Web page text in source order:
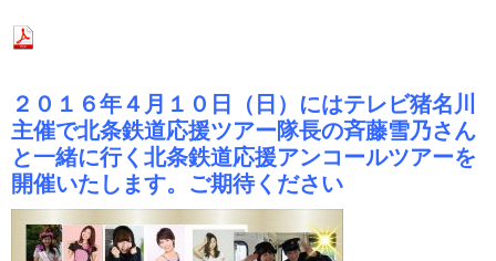
２０１６年４月１０日（日）にはテレビ猪名川
主催で北条鉄道応援ツアー隊長の斉藤雪乃さん
と一緒に行く北条鉄道応援アンコールツアーを
開催いたします。ご期待ください